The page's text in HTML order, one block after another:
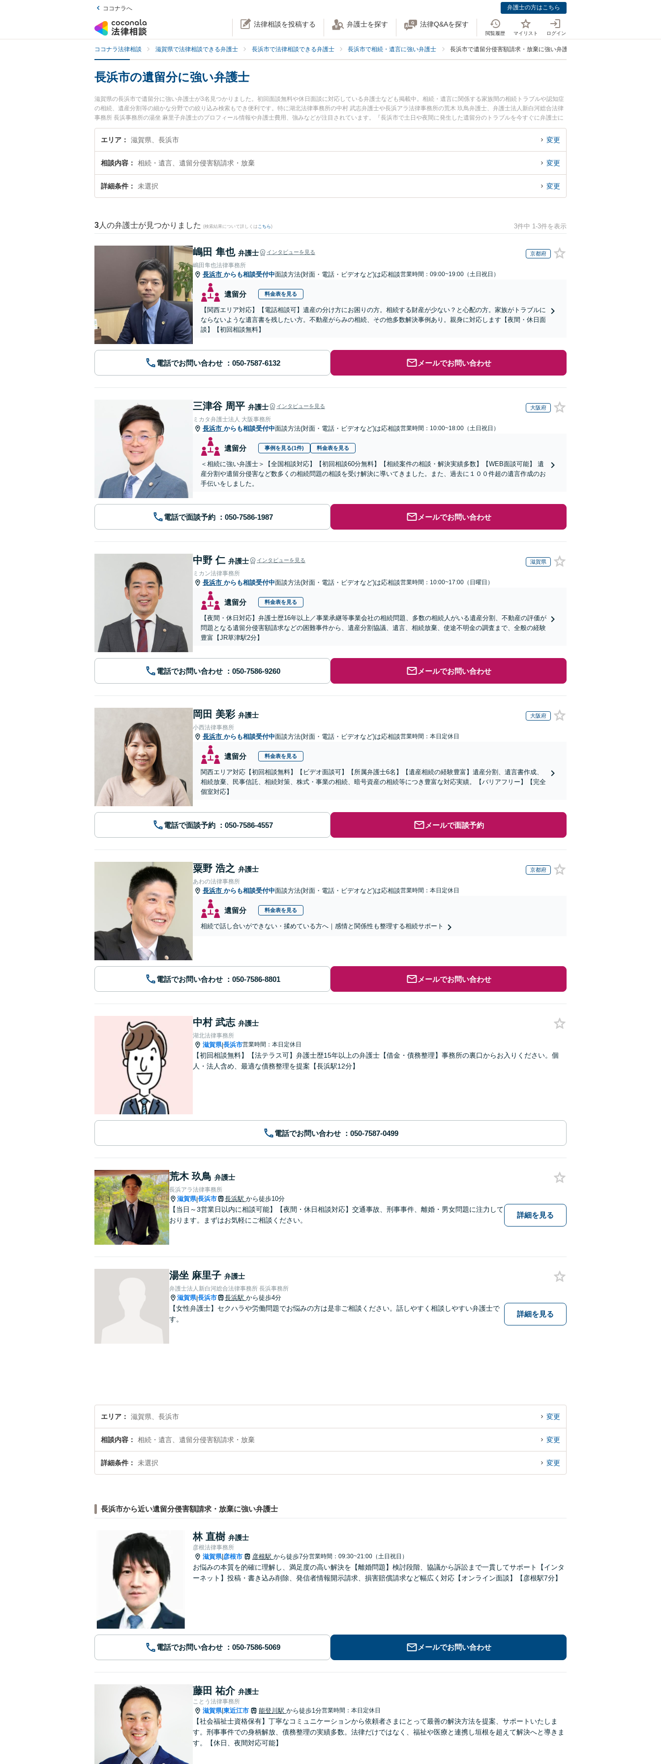
ココナラへ 弁護士の方はこちら
法律相談を投稿する 弁護士を探す 法律Q&Aを探す
閲覧履歴 マイリスト ログイン
ココナラ法律相談 滋賀県で法律相談できる弁護士 長浜市で法律相談できる弁護士 長浜市で相続・遺言に強い弁護士 長浜市で遺留分侵害額請求・放棄に強い弁護士
長浜市の遺留分に強い弁護士
滋賀県の長浜市で遺留分に強い弁護士が3名見つかりました。初回面談無料や休日面談に対応している弁護士なども掲載中。相続・遺言に関係する家族間の相続トラブルや認知症
の相続、遺産分割等の細かな分野での絞り込み検索もでき便利です。特に湖北法律事務所の中村 武志弁護士や長浜アラ法律事務所の荒木 玖鳥弁護士、弁護士法人新白河総合法律
事務所 長浜事務所の湯坐 麻里子弁護士のプロフィール情報や弁護士費用、強みなどが注目されています。『長浜市で土日や夜間に発生した遺留分のトラブルを今すぐに弁護士に
相談したい』『遺留分のトラブル解決の実績豊富な近くの弁護士を検索したい』『初回相談無料で遺留分を法律相談できる長浜市内の弁護士に相談予約したい』などでお困りの相
談者さんにおすすめです。
エリア 滋賀県、長浜市 変更
相談内容 相続・遺言、遺留分侵害額請求・放棄 変更
詳細条件 未選択 変更
3 人の弁護士が見つかりました (検索結果について詳しくは こちら) 3件中 1-3件を表示
嶋田 隼也 弁護士 インタビューを見る 京都府
嶋田隼也法律事務所
長浜市 からも相談受付中面談方法(対面・電話・ビデオなど)は応相談営業時間：09:00~19:00（土日祝日）
遺留分 料金表を見る
【関西エリア対応】【電話相談可】遺産の分け方にお困りの方。相続する財産が少ない？と心配の方。家族がトラブルに
ならないような遺言書を残したい方。不動産がらみの相続、その他多数解決事例あり。親身に対応します【夜間・休日面
談】【初回相談無料】
電話でお問い合わせ メールでお問い合わせ
三津谷 周平 弁護士 インタビューを見る 大阪府
ミカタ弁護士法人 大阪事務所
長浜市 からも相談受付中面談方法(対面・電話・ビデオなど)は応相談営業時間：10:00~18:00（土日祝日）
遺留分 事例を見る(1件) 料金表を見る
＜相続に強い弁護士＞【全国相談対応】【初回相談60分無料】【相続案件の相談・解決実績多数】【WEB面談可能】 遺
産分割や遺留分侵害など数多くの相続問題の相談を受け解決に導いてきました。また、過去に１００件超の遺言作成のお
手伝いをしました。
電話で面談予約 メールでお問い合わせ
中野 仁 弁護士 インタビューを見る 滋賀県
ミカン法律事務所
長浜市 からも相談受付中面談方法(対面・電話・ビデオなど)は応相談営業時間：10:00~17:00（日曜日）
遺留分 料金表を見る
【夜間・休日対応】弁護士歴16年以上／事業承継等事業会社の相続問題、多数の相続人がいる遺産分割、不動産の評価が
問題となる遺留分侵害額請求などの困難事件から、遺産分割協議、遺言、相続放棄、使途不明金の調査まで、全般の経験
豊富【JR草津駅2分】
電話でお問い合わせ メールでお問い合わせ
岡田 美彩 弁護士 大阪府
小西法律事務所
長浜市 からも相談受付中面談方法(対面・電話・ビデオなど)は応相談営業時間：本日定休日
遺留分 料金表を見る
関西エリア対応【初回相談無料】【ビデオ面談可】【所属弁護士6名】【遺産相続の経験豊富】遺産分割、遺言書作成、
相続放棄、民事信託、相続対策、株式・事業の相続、暗号資産の相続等につき豊富な対応実績。【バリアフリー】【完全
個室対応】
電話で面談予約 メールで面談予約
粟野 浩之 弁護士 京都府
あわの法律事務所
長浜市 からも相談受付中面談方法(対面・電話・ビデオなど)は応相談営業時間：本日定休日
遺留分 料金表を見る
相続で話し合いができない・揉めている方へ｜感情と関係性も整理する相続サポート
電話でお問い合わせ メールでお問い合わせ
中村 武志 弁護士
湖北法律事務所
滋賀県|長浜市営業時間：本日定休日
【初回相談無料】【法テラス可】弁護士歴15年以上の弁護士【借金・債務整理】事務所の裏口からお入りください。個
人・法人含め、最適な債務整理を提案【長浜駅12分】
電話でお問い合わせ
荒木 玖鳥 弁護士
長浜アラ法律事務所
滋賀県|長浜市 長浜駅 から徒歩10分
【当日～3営業日以内に相談可能】【夜間・休日相談対応】交通事故、刑事事件、離婚・男女問題に注力して
おります。まずはお気軽にご相談ください。
詳細を見る
湯坐 麻里子 弁護士
弁護士法人新白河総合法律事務所 長浜事務所
滋賀県|長浜市 長浜駅 から徒歩4分
【女性弁護士】セクハラや労働問題でお悩みの方は是非ご相談ください。話しやすく相談しやすい弁護士で
す。
詳細を見る
エリア 滋賀県、長浜市 変更
相談内容 相続・遺言、遺留分侵害額請求・放棄 変更
詳細条件 未選択 変更
長浜市から近い遺留分侵害額請求・放棄に強い弁護士
林 直樹 弁護士
彦根法律事務所
滋賀県| 彦根市 彦根駅 から徒歩7分営業時間：09:30~21:00（土日祝日）
お悩みの本質を的確に理解し、満足度の高い解決を【離婚問題】検討段階、協議から訴訟まで一貫してサポート【インタ
ーネット】投稿・書き込み削除、発信者情報開示請求、損害賠償請求など幅広く対応【オンライン面談】【彦根駅7分】
電話でお問い合わせ メールでお問い合わせ
藤田 祐介 弁護士
ことう法律事務所
滋賀県|東近江市 能登川駅 から徒歩1分営業時間：本日定休日
【社会福祉士資格保有】丁寧なコミュニケーションから依頼者さまにとって最善の解決方法を提案、サポートいたしま
す。刑事事件での身柄解放、債務整理の実績多数。法律だけではなく、福祉や医療と連携し垣根を超えて解決へと導きま
す。【休日、夜間対応可能】